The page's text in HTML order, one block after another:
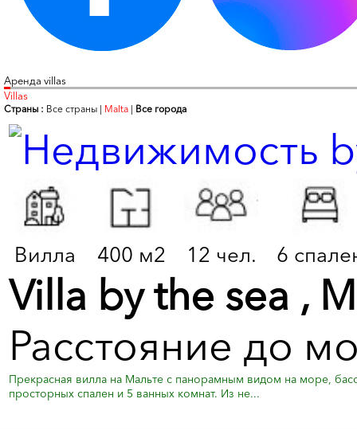
Аренда villas
Villas
Страны : Все страны | Malta | Все города
Вилла 400 м2 12 чел. 6
Villa by the sea ,
Расстояние до
Прекрасная вилла на Мальте с панорамным видом на море,
просторных спален и 5 ванных комнат. Из не...